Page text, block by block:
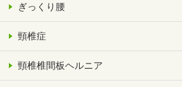
ぎっくり腰
頸椎症
頸椎椎間板ヘルニア